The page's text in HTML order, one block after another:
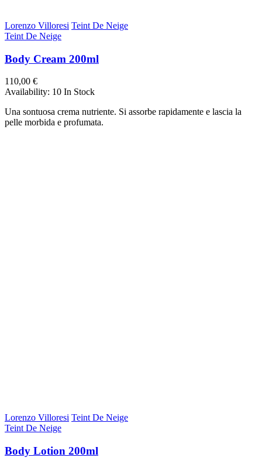
Lorenzo Villoresi Teint De Neige
Teint De Neige
Body Cream 200ml
110,00 €
Availability: 10 In Stock
Una sontuosa crema nutriente. Si assorbe rapidamente e lascia la
pelle morbida e profumata.
Lorenzo Villoresi Teint De Neige
Teint De Neige
Body Lotion 200ml